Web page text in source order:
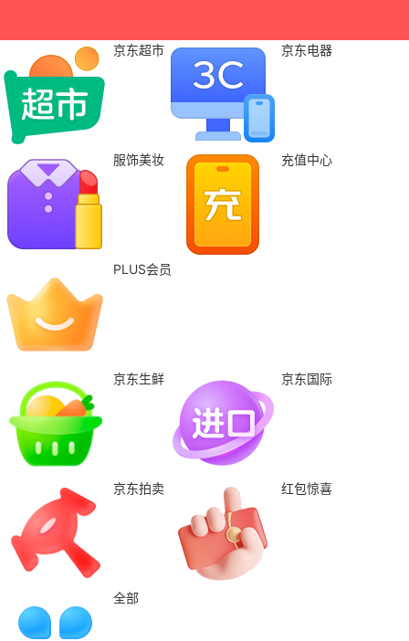
京东超市 京东电器
服饰美妆 充值中心
PLUS会员
京东生鲜 京东国际
京东拍卖 红包惊喜
全部